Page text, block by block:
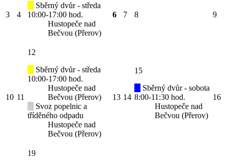
3 4
Sběrný dvůr - středa
10:00-17:00 hod.
Hustopeče nad
Bečvou (Přerov)
6 7 8 9
10 11
12
Sběrný dvůr - středa
10:00-17:00 hod.
Hustopeče nad
Bečvou (Přerov)
Svoz popelnic a
tříděného odpadu
Hustopeče nad
Bečvou (Přerov)
13 14
15
Sběrný dvůr - sobota
8:00-11:30 hod.
Hustopeče nad
Bečvou (Přerov)
16
19